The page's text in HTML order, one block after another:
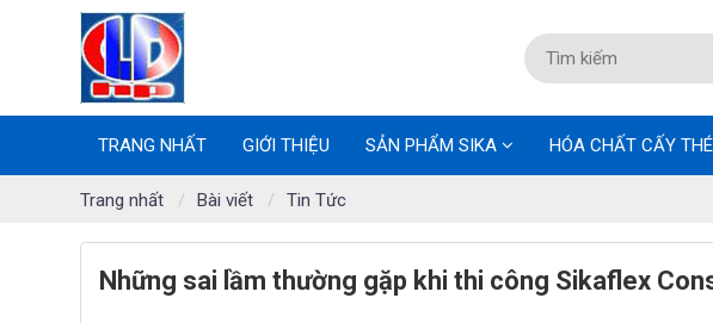
TRANG NHẤT GIỚI THIỆU SẢN PHẨM SIKA HÓA CHẤT CẤY
Trang nhất Bài viết Tin Tức
Những sai lầm thường gặp khi thi công Sikaflex